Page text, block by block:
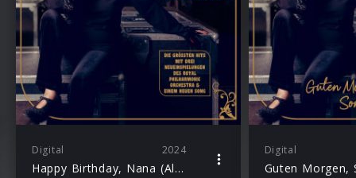
Digital 2024
Happy Birthday, Nana (Album)
Digital